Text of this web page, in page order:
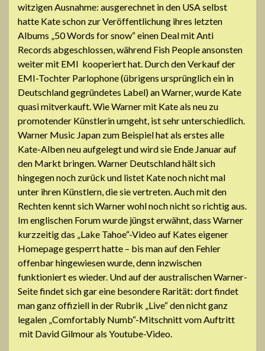
witzigen Ausnahme: ausgerechnet in den USA selbst
hatte Kate schon zur Veröffentlichung ihres letzten
Albums „50 Words for snow“ einen Deal mit Anti
Records abgeschlossen, während Fish People ansonsten
weiter mit EMI kooperiert hat. Durch den Verkauf der
EMI-Tochter Parlophone (übrigens ursprünglich ein in
Deutschland gegründetes Label) an Warner, wurde Kate
quasi mitverkauft. Wie Warner mit Kate als neu zu
promotender Künstlerin umgeht, ist sehr unterschiedlich.
Warner Music Japan zum Beispiel hat als erstes alle
Kate-Alben neu aufgelegt und wird sie Ende Januar auf
den Markt bringen. Warner Deutschland hält sich
hingegen noch zurück und listet Kate noch nicht mal
unter ihren Künstlern, die sie vertreten. Auch mit den
Rechten kennt sich Warner wohl noch nicht so richtig aus.
Im englischen Forum wurde jüngst erwähnt, dass Warner
kurzzeitig das „Lake Tahoe“-Video auf Kates eigener
Homepage gesperrt hatte – bis man auf den Fehler
offenbar hingewiesen wurde, denn inzwischen
funktioniert es wieder. Und auf der australischen Warner-
Seite findet sich gar eine besondere Rarität: dort findet
man ganz offiziell in der Rubrik „Live“ den nicht ganz
legalen „Comfortably Numb“-Mitschnitt vom Auftritt
mit David Gilmour als Youtube-Video.